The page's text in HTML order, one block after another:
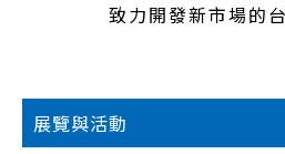
致力開發新市場的
展覽與活動